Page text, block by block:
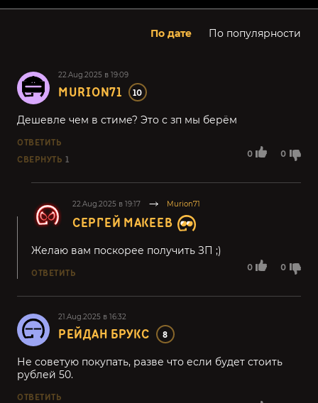
По дате По популярности
22.Aug.2025 в 19:09
MURION71 10
0 0
Дешевле чем в стиме? Это с зп мы берём
ОТВЕТИТЬ
СВЕРНУТЬ 1
22.Aug.2025 в 19:17 Murion71
СЕРГЕЙ МАКЕЕВ
0 0
Желаю вам поскорее получить ЗП ;)
ОТВЕТИТЬ
21.Aug.2025 в 16:32
РЕЙДАН БРУКС 8
Не советую покупать, разве что если будет стоить
рублей 50.
ОТВЕТИТЬ